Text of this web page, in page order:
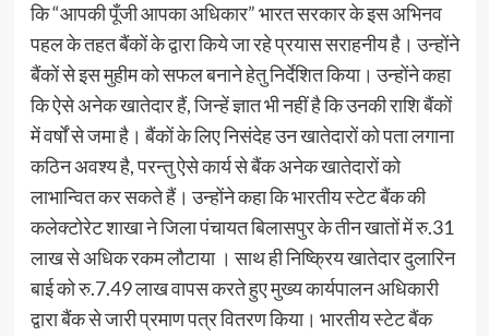
कि “आपकी पूँजी आपका अधिकार” भारत सरकार के इस अभिनव
पहल के तहत बैंकों के द्वारा किये जा रहे प्रयास सराहनीय है। उन्होंने
बैंकों से इस मुहीम को सफल बनाने हेतु निर्देशित किया। उन्होंने कहा
कि ऐसे अनेक खातेदार हैं, जिन्हें ज्ञात भी नहीं है कि उनकी राशि बैंकों
में वर्षों से जमा है। बैंकों के लिए निसंदेह उन खातेदारों को पता लगाना
कठिन अवश्य है, परन्तु ऐसे कार्य से बैंक अनेक खातेदारों को
लाभान्वित कर सकते हैं। उन्होंने कहा कि भारतीय स्टेट बैंक की
कलेक्टोरेट शाखा ने जिला पंचायत बिलासपुर के तीन खातों में रु.31
लाख से अधिक रकम लौटाया । साथ ही निष्क्रिय खातेदार दुलारिन
बाई को रु.7.49 लाख वापस करते हुए मुख्य कार्यपालन अधिकारी
द्वारा बैंक से जारी प्रमाण पत्र वितरण किया। भारतीय स्टेट बैंक